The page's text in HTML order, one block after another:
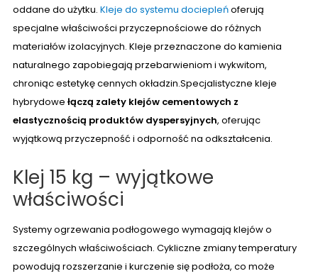
oddane do użytku.Kleje do systemu dociepleńoferują
specjalne właściwości przyczepnościowe do różnych
materiałów izolacyjnych. Kleje przeznaczone do kamienia
naturalnego zapobiegają przebarwieniom i wykwitom,
chroniąc estetykę cennych okładzin.Specjalistyczne kleje
hybrydowe łączą zalety klejów cementowych z
elastycznością produktów dyspersyjnych, oferując
wyjątkową przyczepność i odporność na odkształcenia.
Klej 15 kg – wyjątkowe
właściwości
Systemy ogrzewania podłogowego wymagają klejów o
szczególnych właściwościach. Cykliczne zmiany temperatury
powodują rozszerzanie i kurczenie się podłoża, co może